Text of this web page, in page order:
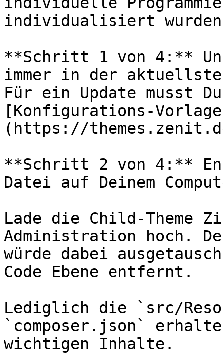
individualisiert
**Schritt 1 von 4:**
immer in der
Für ein Update musst
[Konfigurations-
(https://
**Schritt 2 von 4:**
Datei auf Deinem
Lade die Child-Theme
Administration hoch.
würde dabei
Code Ebene entfernt.
Lediglich die `src/
`composer.json`
wichtigen Inhalte.